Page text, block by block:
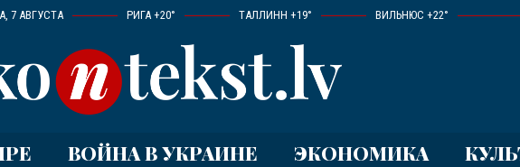
7 АВГУСТА РИГА +20° ТАЛЛИНН +19° ВИЛЬНЮС +22°
ВОЙНА В УКРАИНЕ ЭКОНОМИКА